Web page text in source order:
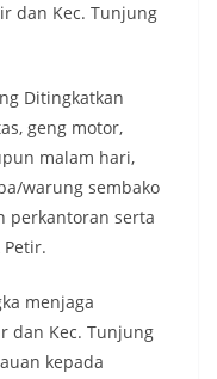
dan Kec. Tunjung
Ditingkatkan
geng motor,
malam hari,
warung sembako
perkantoran serta
menjaga
dan Kec. Tunjung
kepada